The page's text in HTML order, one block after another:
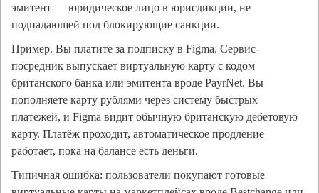
эмитент — юридическое лицо в юрисдикции, не
подпадающей под блокирующие санкции.
Пример. Вы платите за подписку в Figma. Сервис-
посредник выпускает виртуальную карту с кодом
британского банка или эмитента вроде PayrNet. Вы
пополняете карту рублями через систему быстрых
платежей, и Figma видит обычную британскую дебетовую
карту. Платёж проходит, автоматическое продление
работает, пока на балансе есть деньги.
Типичная ошибка: пользователи покупают готовые